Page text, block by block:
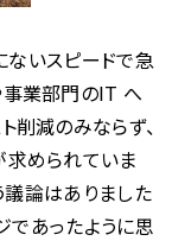
いスピードで急
事業部門のIT へ
削減のみならず、
められていま
議論はありました
であったように思